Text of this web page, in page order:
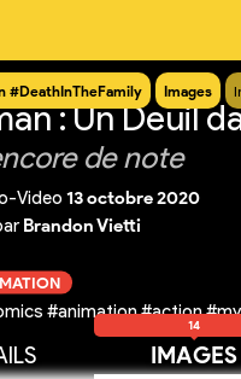
#DeathInTheFamily Images
: Un Deuil
de note
Video 13 octobre 2020
Brandon Vietti
#animation #action
IMAGES
14